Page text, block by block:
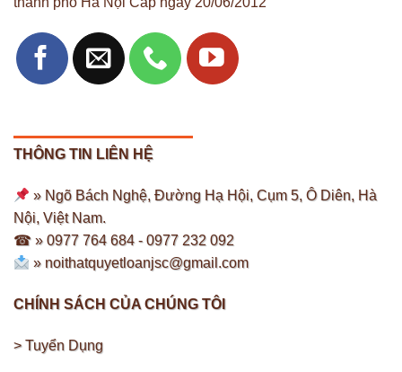
THÔNG TIN LIÊN HỆ
» Ngõ Bách Nghệ, Đường Hạ Hội, Cụm 5, Ô Diên, Hà
Nội, Việt Nam.
☎ » 0977 764 684 -0977 232 092
» noithatquyetloanjsc@gmail.com
CHÍNH SÁCH CỦA CHÚNG TÔI
> Tuyển Dụng